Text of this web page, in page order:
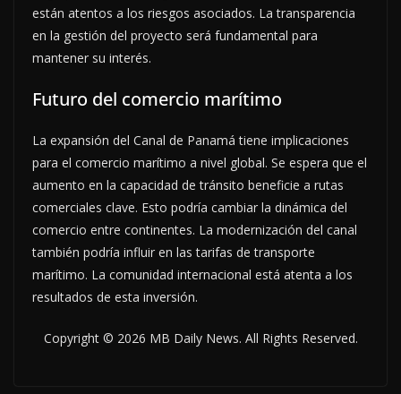
están atentos a los riesgos asociados. La transparencia
en la gestión del proyecto será fundamental para
mantener su interés.
Futuro del comercio marítimo
La expansión del Canal de Panamá tiene implicaciones
para el comercio marítimo a nivel global. Se espera que el
aumento en la capacidad de tránsito beneficie a rutas
comerciales clave. Esto podría cambiar la dinámica del
comercio entre continentes. La modernización del canal
también podría influir en las tarifas de transporte
marítimo. La comunidad internacional está atenta a los
resultados de esta inversión.
Copyright © 2026 MB Daily News. All Rights Reserved.